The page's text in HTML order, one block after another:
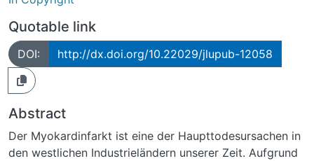
Quotable link
DOI: http://dx.doi.org/10.22029/jlupub-12058
Abstract
Der Myokardinfarkt ist eine der Haupttodesursachen in
den westlichen Industrieländern unserer Zeit. Aufgrund